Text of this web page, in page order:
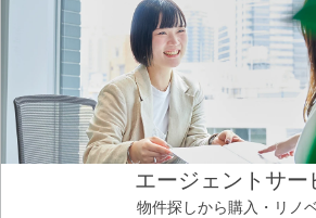
エージェントサー
物件探しから購入・リノ